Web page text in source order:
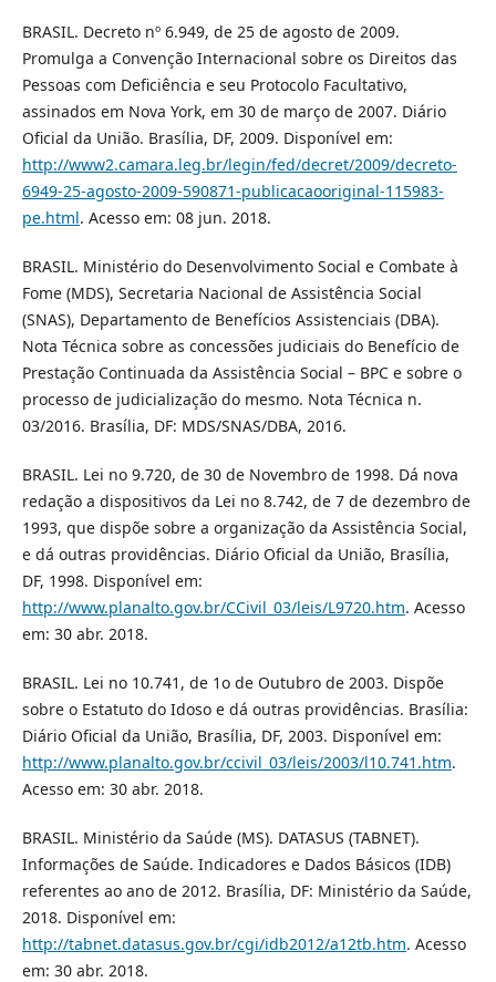
BRASIL. Decreto nº 6.949, de 25 de agosto de 2009.
Promulga a Convenção Internacional sobre os Direitos das
Pessoas com Deficiência e seu Protocolo Facultativo,
assinados em Nova York, em 30 de março de 2007. Diário
Oficial da União. Brasília, DF, 2009. Disponível em:
http://www2.camara.leg.br/legin/fed/decret/2009/decreto-
6949-25-agosto-2009-590871-publicacaooriginal-115983-
pe.html. Acesso em: 08 jun. 2018.
BRASIL. Ministério do Desenvolvimento Social e Combate à
Fome (MDS), Secretaria Nacional de Assistência Social
(SNAS), Departamento de Benefícios Assistenciais (DBA).
Nota Técnica sobre as concessões judiciais do Benefício de
Prestação Continuada da Assistência Social – BPC e sobre o
processo de judicialização do mesmo. Nota Técnica n.
03/2016. Brasília, DF: MDS/SNAS/DBA, 2016.
BRASIL. Lei no 9.720, de 30 de Novembro de 1998. Dá nova
redação a dispositivos da Lei no 8.742, de 7 de dezembro de
1993, que dispõe sobre a organização da Assistência Social,
e dá outras providências. Diário Oficial da União, Brasília,
DF, 1998. Disponível em:
http://www.planalto.gov.br/CCivil_03/leis/L9720.htm. Acesso
em: 30 abr. 2018.
BRASIL. Lei no 10.741, de 1o de Outubro de 2003. Dispõe
sobre o Estatuto do Idoso e dá outras providências. Brasília:
Diário Oficial da União, Brasília, DF, 2003. Disponível em:
http://www.planalto.gov.br/ccivil_03/leis/2003/l10.741.htm.
Acesso em: 30 abr. 2018.
BRASIL. Ministério da Saúde (MS). DATASUS (TABNET).
Informações de Saúde. Indicadores e Dados Básicos (IDB)
referentes ao ano de 2012. Brasília, DF: Ministério da Saúde,
2018. Disponível em:
http://tabnet.datasus.gov.br/cgi/idb2012/a12tb.htm. Acesso
em: 30 abr. 2018.